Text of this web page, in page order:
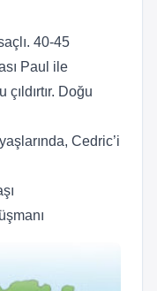
40-45
Paul ile
Doğu
Cedric’i